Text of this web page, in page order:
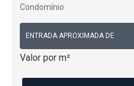
Condomínio
ENTRADA APROXIMADA DE
Valor por m²